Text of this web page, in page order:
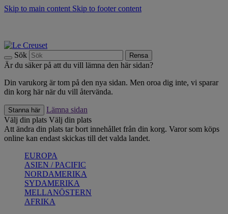
Skip to main content Skip to footer content
Sök Rensa
Är du säker på att du vill lämna den här sidan?
Din varukorg är tom på den nya sidan. Men oroa dig inte, vi sparar
din korg här när du vill återvända.
Stanna här
Lämna sidan
Välj din plats Välj din plats
Att ändra din plats tar bort innehållet från din korg. Varor som köps
online kan endast skickas till det valda landet.
EUROPA
ASIEN / PACIFIC
NORDAMERIKA
SYDAMERIKA
MELLANÖSTERN
AFRIKA